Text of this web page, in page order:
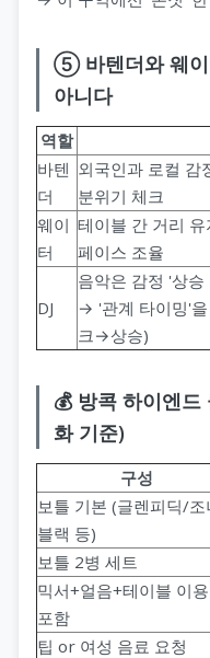
⑤ 바텐더와 웨이
아니다
역할
바텐
더
외국인과 로컬 감
분위기 체크
웨이
터
테이블 간 거리
페이스 조율
DJ
음악은 감정 '상
→ '관계 타이밍'
크→상승)
💰 방콕 하이엔드
화 기준)
구성
보틀 기본 (글렌피딕/조
블랙 등)
보틀 2병 세트
믹서+얼음+테이블 이
포함
팁 or 여성 음료 요청